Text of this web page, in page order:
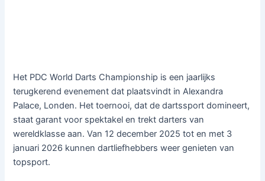
Het PDC World Darts Championship is een jaarlijks
terugkerend evenement dat plaatsvindt in Alexandra
Palace, Londen. Het toernooi, dat de dartssport domineert,
staat garant voor spektakel en trekt darters van
wereldklasse aan. Van 12 december 2025 tot en met 3
januari 2026 kunnen dartliefhebbers weer genieten van
topsport.